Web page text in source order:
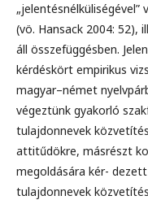
(vö. Hansack 2004:
áll összefüggésben.
kérdéskört empirikus
magyar–német
végeztünk gyakorló
tulajdonnevek
attitűdökre, másrészt
megoldására kér-
tulajdonnevek